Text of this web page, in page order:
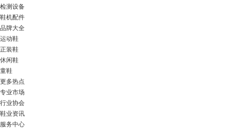
检测设备
鞋机配件
品牌大全
运动鞋
正装鞋
休闲鞋
童鞋
更多热点
专业市场
行业协会
鞋业资讯
服务中心